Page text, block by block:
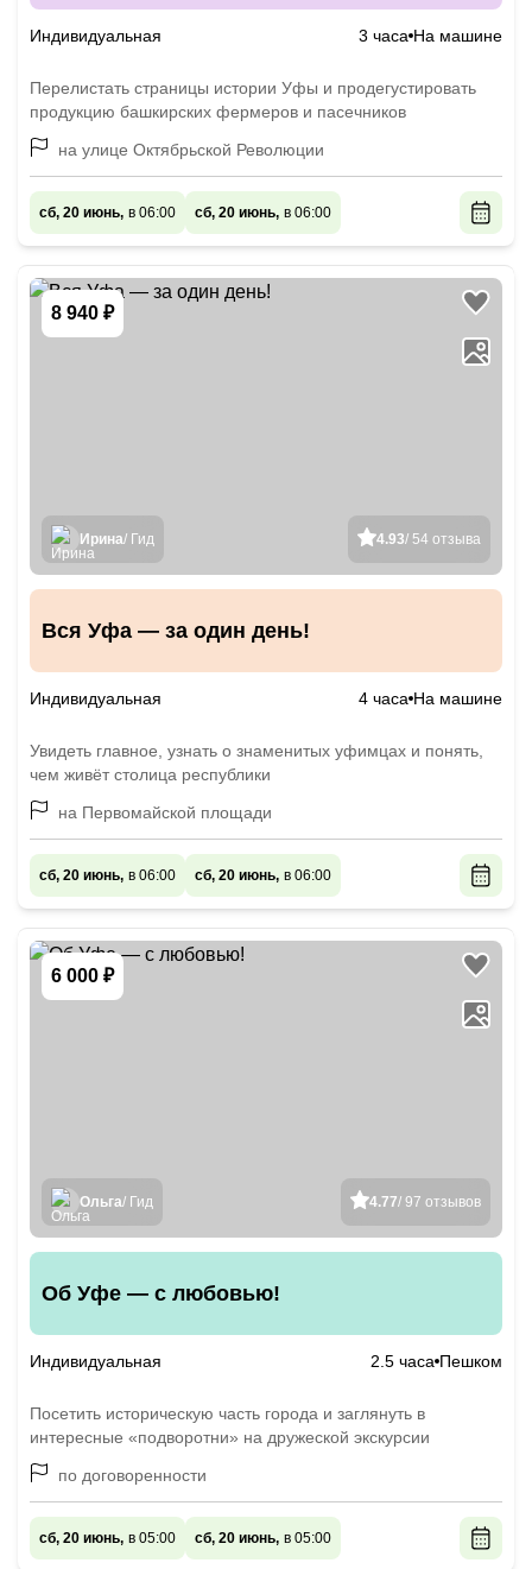
Индивидуальная 3 часа На машине
Перелистать страницы истории Уфы и продегустировать
продукцию башкирских фермеров и пасечников
на улице Октябрьской Революции
сб, 20 июнь, в 06:00 сб, 20 июнь, в 06:00
8 940 ₽
4.93/ 54 отзыва
Ирина/ Гид
Вся Уфа — за один день!
Индивидуальная 4 часа На машине
Увидеть главное, узнать о знаменитых уфимцах и понять,
чем живёт столица республики
на Первомайской площади
сб, 20 июнь, в 06:00 сб, 20 июнь, в 06:00
6 000 ₽
4.77/ 97 отзывов
Ольга/ Гид
Об Уфе — с любовью!
Индивидуальная 2.5 часа Пешком
Посетить историческую часть города и заглянуть в
интересные «подворотни» на дружеской экскурсии
по договоренности
сб, 20 июнь, в 05:00 сб, 20 июнь, в 05:00